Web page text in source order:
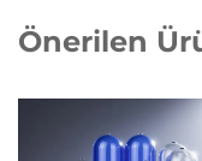
Önerilen